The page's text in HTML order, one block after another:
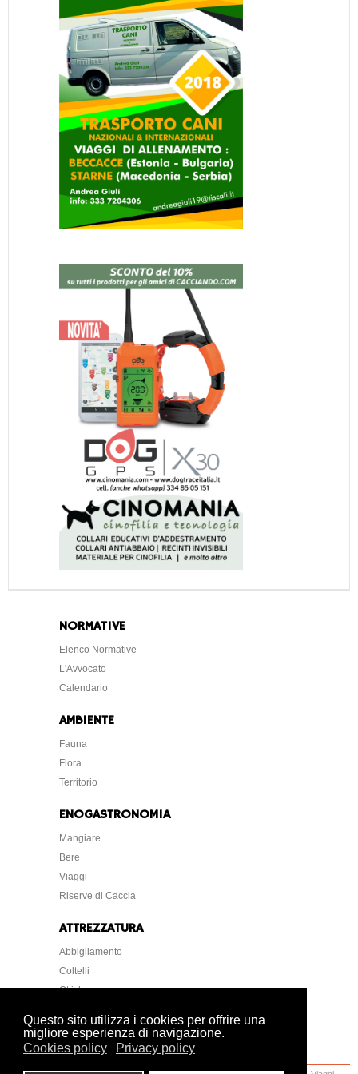
Questo sito utilizza i cookies per offrire una
migliore esperienza di navigazione.
Cookies policy
Privacy policy
NORMATIVE
Elenco Normative
L'Avvocato
Calendario
AMBIENTE
Fauna
Flora
Territorio
ENOGASTRONOMIA
Mangiare
Bere
Viaggi
Riserve di Caccia
ATTREZZATURA
Abbigliamento
Coltelli
Ottiche